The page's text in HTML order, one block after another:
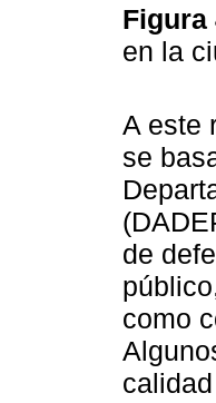
Figura
en la
A este
se
de
como